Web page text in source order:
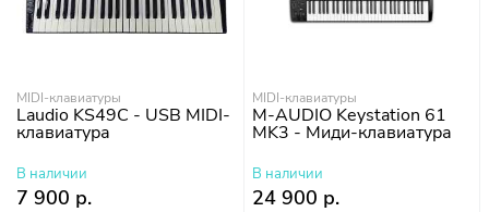
MIDI-клавиатуры
Laudio KS49C - USB MIDI-
клавиатура
В наличии
7 900 р.
MIDI-клавиатуры
M-AUDIO Keystation 61
MK3 - Миди-клавиатура
В наличии
24 900 р.